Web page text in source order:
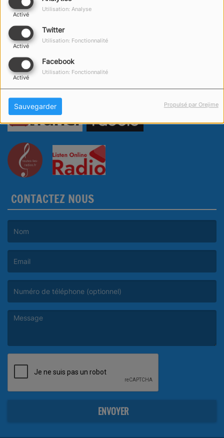
Activé
Utilisation: Analyse
Twitter
Activé
Utilisation: Fonctionnalité
Facebook
Activé
Utilisation: Fonctionnalité
Sauvegarder Propulsé par Orejime
CONTACTEZ NOUS
ENVOYER